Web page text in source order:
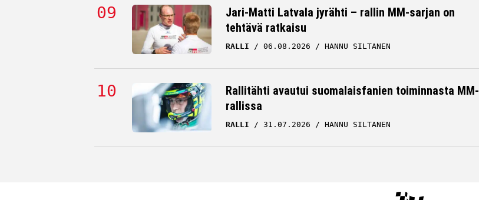
Jari-Matti Latvala jyrähti – rallin MM-sarjan on
tehtävä ratkaisu
RALLI 06.08.2026 HANNU SILTANEN
Rallitähti avautui suomalaisfanien toiminnasta MM-
rallissa
RALLI 31.07.2026 HANNU SILTANEN